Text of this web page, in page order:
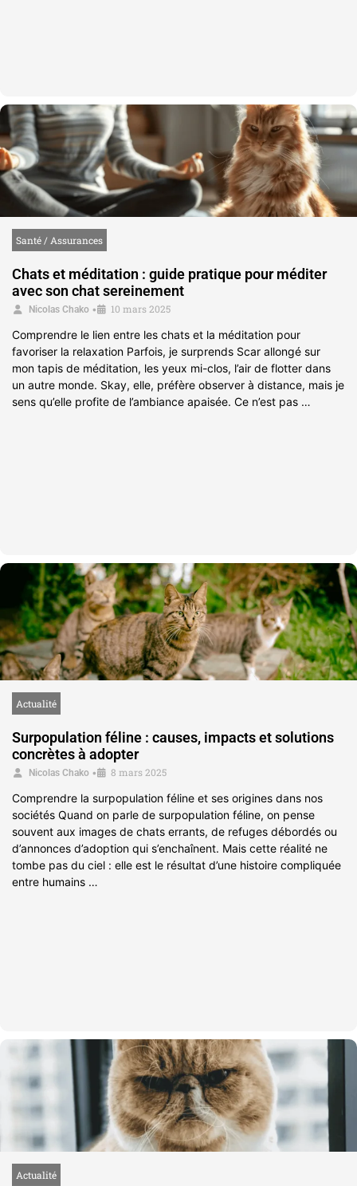
Santé / Assurances
Chats et méditation : guide pratique pour méditer
avec son chat sereinement
Nicolas Chako • 10 mars 2025
Comprendre le lien entre les chats et la méditation pour
favoriser la relaxation Parfois, je surprends Scar allongé sur
mon tapis de méditation, les yeux mi-clos, l’air de flotter dans
un autre monde. Skay, elle, préfère observer à distance, mais je
sens qu’elle profite de l’ambiance apaisée. Ce n’est pas …
Actualité
Surpopulation féline : causes, impacts et solutions
concrètes à adopter
Nicolas Chako • 8 mars 2025
Comprendre la surpopulation féline et ses origines dans nos
sociétés Quand on parle de surpopulation féline, on pense
souvent aux images de chats errants, de refuges débordés ou
d’annonces d’adoption qui s’enchaînent. Mais cette réalité ne
tombe pas du ciel : elle est le résultat d’une histoire compliquée
entre humains …
Actualité